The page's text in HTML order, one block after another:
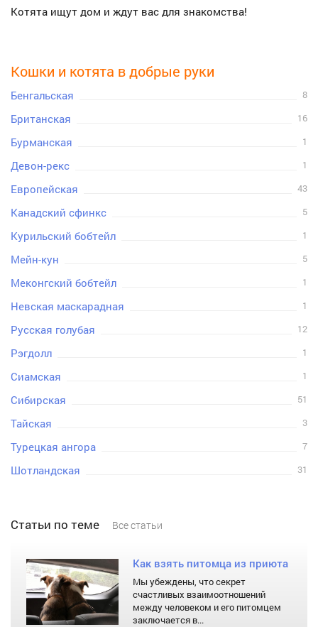
Котята ищут дом и ждут вас для знакомства!
Кошки и котята в добрые руки
Бенгальская 8
Британская 16
Бурманская 1
Девон-рекс 1
Европейская 43
Канадский сфинкс 5
Курильский бобтейл 1
Мейн-кун 5
Меконгский бобтейл 1
Невская маскарадная 1
Русская голубая 12
Рэгдолл 1
Сиамская 1
Сибирская 51
Тайская 3
Турецкая ангора 7
Шотландская 31
Статьи по теме Все статьи
Как взять питомца из приюта
Мы убеждены, что секрет
счастливых взаимоотношений
между человеком и его питомцем
заключается в...